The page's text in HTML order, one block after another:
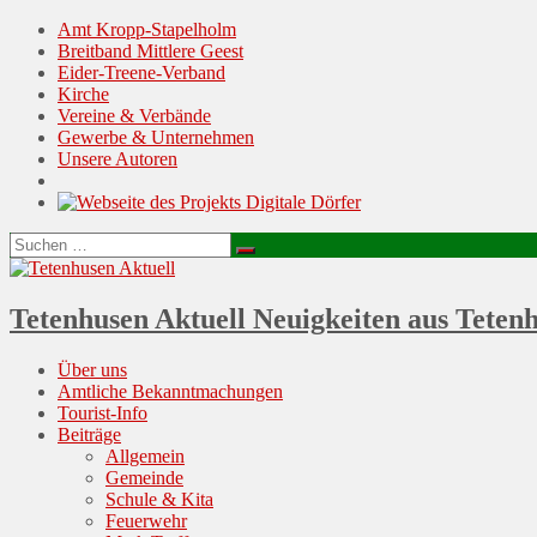
Amt Kropp-Stapelholm
Breitband Mittlere Geest
Eider-Treene-Verband
Kirche
Vereine & Verbände
Gewerbe & Unternehmen
Unsere Autoren
Suchen
nach:
Suchen
Tetenhusen Aktuell Neuigkeiten aus
Menu
Skip
content
Über uns
Amtliche Bekanntmachungen
Tourist-Info
Beiträge
Allgemein
Gemeinde
Schule & Kita
Feuerwehr